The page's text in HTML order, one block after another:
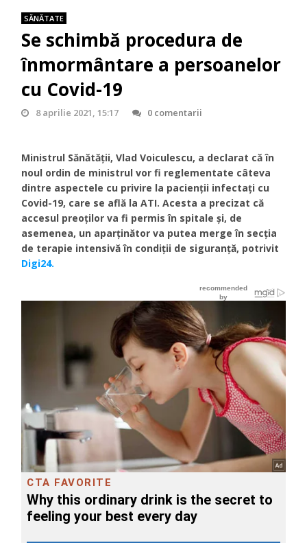
SĂNĂTATE
Se schimbă procedura de
înmormântare a persoanelor
cu Covid-19
8 aprilie 2021, 15:17 0 comentarii
Ministrul Sănătății, Vlad Voiculescu, a declarat că în
noul ordin de ministrul vor fi reglementate câteva
dintre aspectele cu privire la pacienții infectați cu
Covid-19, care se află la ATI. Acesta a precizat că
accesul preoților va fi permis în spitale și, de
asemenea, un aparținător va putea merge în secția
de terapie intensivă în condiții de siguranță, potrivit
Digi24.